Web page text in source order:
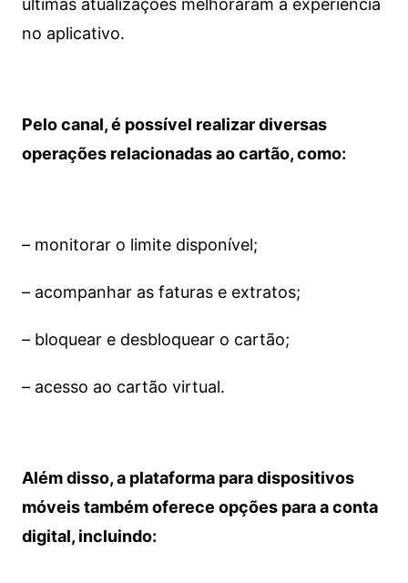
últimas atualizações melhoraram a experiência
no aplicativo.
Pelo canal, é possível realizar diversas
operações relacionadas ao cartão, como:
– monitorar o limite disponível;
– acompanhar as faturas e extratos;
– bloquear e desbloquear o cartão;
– acesso ao cartão virtual.
Além disso, a plataforma para dispositivos
móveis também oferece opções para a conta
digital, incluindo: